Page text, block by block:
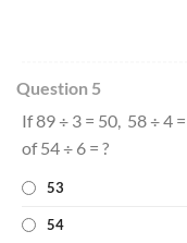
Question 5
If 89 ÷ 3 = 50, 58 ÷ 4
of 54 ÷ 6 = ?
53
54